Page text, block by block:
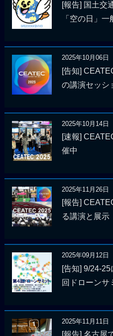
[報告] 国土交
「空の日」一
2025年10月06日
[告知]
の講演セッシ
2025年10月14日
[速報]
催中
2025年11月26日
[報告]
る講演と展示
2025年09月12日
[告知] 9/24-
回ドローンサ
2025年11月11日
[報告] 名古屋